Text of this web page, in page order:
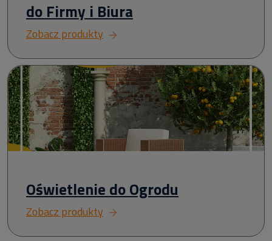
do Firmy i Biura
Zobacz produkty
Oświetlenie do Ogrodu
Zobacz produkty